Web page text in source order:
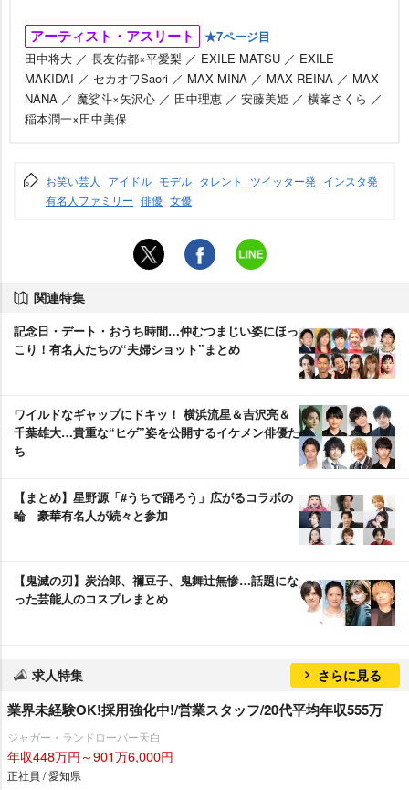
アーティスト・アスリート
★7ページ目
田中将大 ／ 長友佑都×平愛梨 ／ EXILE MATSU ／ EXILE
MAKIDAI ／ セカオワSaori ／ MAX MINA ／ MAX REINA ／ MAX
NANA ／ 魔娑斗×矢沢心 ／ 田中理恵 ／ 安藤美姫 ／ 横峯さくら ／
稲本潤一×田中美保
お笑い芸人 アイドル モデル タレント ツイッター発 インスタ発
有名人ファミリー 俳優 女優
関連特集
記念日・デート・おうち時間…仲むつまじい姿にほっ
こり！有名人たちの“夫婦ショット”まとめ
ワイルドなギャップにドキッ！ 横浜流星＆吉沢亮＆
千葉雄大…貴重な“ヒゲ”姿を公開するイケメン俳優た
ち
【まとめ】星野源「#うちで踊ろう」広がるコラボの
輪 豪華有名人が続々と参加
【鬼滅の刃】炭治郎、禰豆子、鬼舞辻無惨…話題にな
った芸能人のコスプレまとめ
求人特集 さらに見る
業界未経験OK!採用強化中!/営業スタッフ/20代平均年収555万
ジャガー・ランドローバー天白
年収448万円～901万6,000円
正社員 / 愛知県